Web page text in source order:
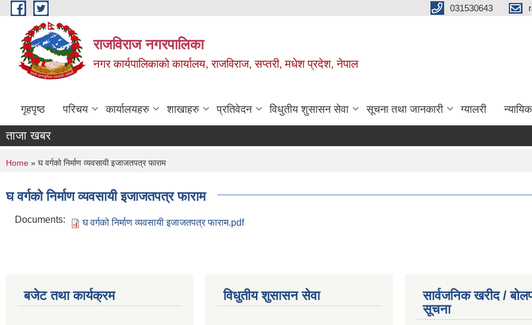
Skip to main content 031530643
राजविराज नगरपालिका
नगर कार्यपालिकाकाे कार्यालय, राजविराज, सप्तरी, मधेश प्रदेश, नेपाल
गृहपृष्ठ परिचय कार्यालयहरु शाखाहरु प्रतिवेदन विधुतीय शुसासन सेवा सूचना तथा जानकारी ग्यालरी
ताजा खबर
You are here
Home » घ वर्गको निर्माण व्यवसायी इजाजतपत्र फाराम
घ वर्गको निर्माण व्यवसायी इजाजतपत्र फाराम
Documents: घ वर्गको निर्माण व्यवसायी इजाजतपत्र फाराम.pdf
बजेट तथा कार्यक्रम विधुतीय शुसासन सेवा
सार्वजनिक खरीद /
सूचना